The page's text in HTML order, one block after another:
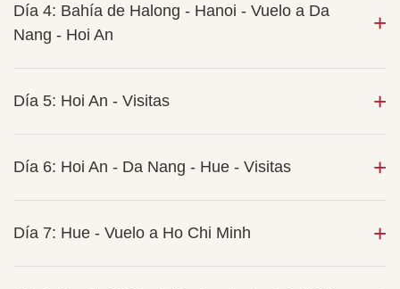
Día 4: Bahía de Halong - Hanoi - Vuelo a Da
Nang - Hoi An
Día 5: Hoi An - Visitas
Día 6: Hoi An - Da Nang - Hue - Visitas
Día 7: Hue - Vuelo a Ho Chi Minh